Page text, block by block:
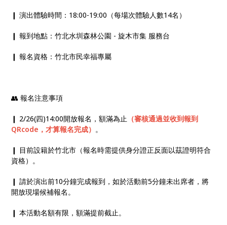
❙ 演出體驗時間：18:00-19:00（每場次體驗人數14名）
❙ 報到地點：竹北水圳森林公園 - 旋木市集 服務台
❙ 報名資格：竹北市民幸福專屬
👥 報名注意事項
❙ 2/26(四)14:00開放報名，額滿為止 （審核通過並收到報到
QRcode，才算報名完成） 。
❙ 目前設籍於竹北市（報名時需提供身分證正反面以茲證明符合
資格）。
❙ 請於演出前10分鐘完成報到，如於活動前5分鐘未出席者，將
開放現場候補報名。
❙ 本活動名額有限，額滿提前截止。